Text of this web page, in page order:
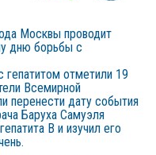
Москвы проводит
дню борьбы с
отметили 19
Всемирной
перенести дату события
Баруха Самуэля
В и изучил его